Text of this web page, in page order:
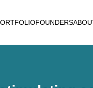
FOUNDERS